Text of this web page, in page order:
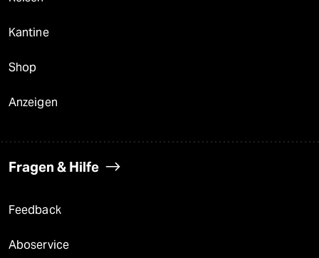
Kantine
Shop
Anzeigen
Fragen & Hilfe
Feedback
Aboservice